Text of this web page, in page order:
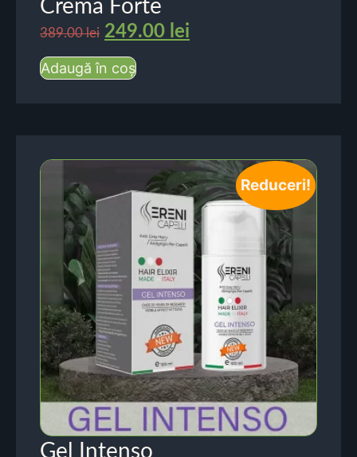
Crema Forte
389.00lei 249.00 lei
Adaugă în coș
Reduceri!
Gel Intenso